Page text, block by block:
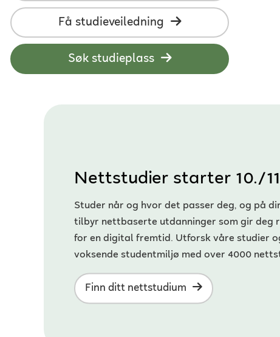
læring
fleksibilitet
Få studieveiledning
Søk studieplass
Nettstudier starter 10./
Studer når og hvor det passer deg, og på
tilbyr nettbaserte utdanninger som gir deg
for en digital fremtid. Utforsk våre studier
voksende studentmiljø med over 4000
Finn ditt nettstudium